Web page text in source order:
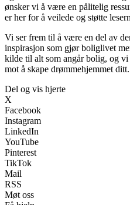
ønsker vi å være en pålitelig
er her for å veilede og støtte
Vi ser frem til å være en del av
inspirasjon som gjør boliglivet
kilde til alt som angår bolig, og
mot å skape drømmehjemmet ditt.
Del og vis hjerte
X
Facebook
Instagram
LinkedIn
YouTube
Pinterest
TikTok
Mail
RSS
Møt oss